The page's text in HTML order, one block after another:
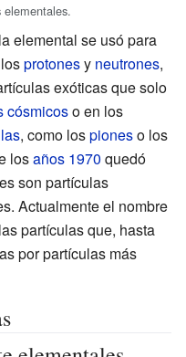
elemental se usó para
protonesy neutrones,
exóticas que solo
cósmicoso en los
, como lospioneso los
losaños 1970 quedó
son partículas
Actualmente el nombre
partículas que, hasta
por partículas más